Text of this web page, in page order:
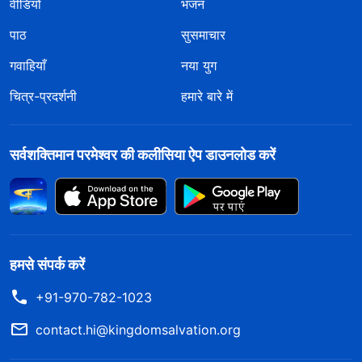
वीडियो
भजन
पाठ
सुसमाचार
गवाहियाँ
नया युग
चित्र-प्रदर्शनी
हमारे बारे में
सर्वशक्तिमान परमेश्वर की कलीसिया ऐप डाउनलोड करें
हमसे संपर्क करें
+91-970-782-1023
contact.hi@kingdomsalvation.org